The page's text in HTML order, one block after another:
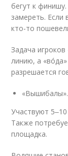
бегут к
замереть. Если
кто-то
Задача
линию, а
разрешается
«Вышибалы».
Участвуют
Также
площадка.